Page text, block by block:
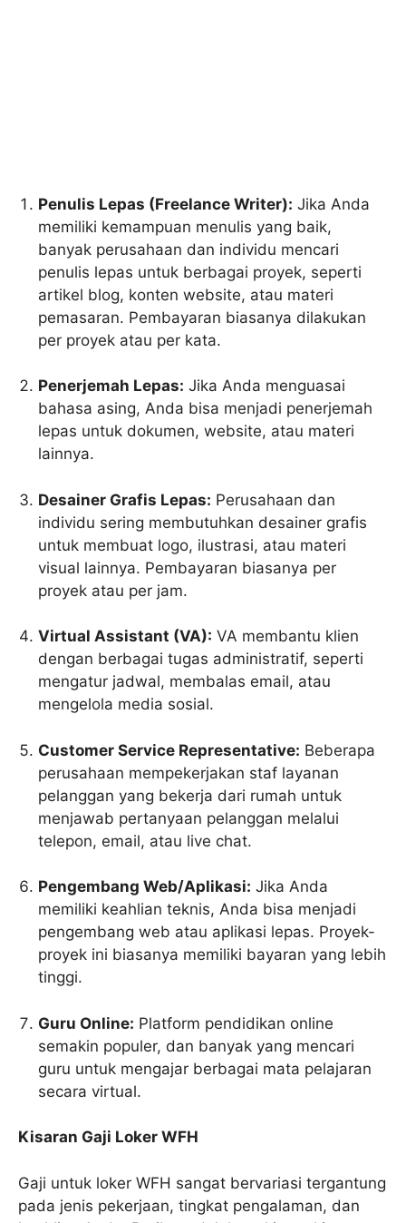
Penulis Lepas (Freelance Writer): Jika Anda
memiliki kemampuan menulis yang baik,
banyak perusahaan dan individu mencari
penulis lepas untuk berbagai proyek, seperti
artikel blog, konten website, atau materi
pemasaran. Pembayaran biasanya dilakukan
per proyek atau per kata.
Penerjemah Lepas: Jika Anda menguasai
bahasa asing, Anda bisa menjadi penerjemah
lepas untuk dokumen, website, atau materi
lainnya.
Desainer Grafis Lepas: Perusahaan dan
individu sering membutuhkan desainer grafis
untuk membuat logo, ilustrasi, atau materi
visual lainnya. Pembayaran biasanya per
proyek atau per jam.
Virtual Assistant (VA): VA membantu klien
dengan berbagai tugas administratif, seperti
mengatur jadwal, membalas email, atau
mengelola media sosial.
Customer Service Representative: Beberapa
perusahaan mempekerjakan staf layanan
pelanggan yang bekerja dari rumah untuk
menjawab pertanyaan pelanggan melalui
telepon, email, atau live chat.
Pengembang Web/Aplikasi: Jika Anda
memiliki keahlian teknis, Anda bisa menjadi
pengembang web atau aplikasi lepas. Proyek-
proyek ini biasanya memiliki bayaran yang lebih
tinggi.
Guru Online: Platform pendidikan online
semakin populer, dan banyak yang mencari
guru untuk mengajar berbagai mata pelajaran
secara virtual.
Kisaran Gaji Loker WFH
Gaji untuk loker WFH sangat bervariasi tergantung
pada jenis pekerjaan, tingkat pengalaman, dan